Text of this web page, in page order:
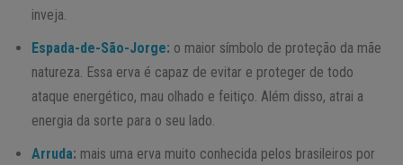
inveja.
Espada-de-São-Jorge: o maior símbolo de proteção da mãe
natureza. Essa erva é capaz de evitar e proteger de todo
ataque energético, mau olhado e feitiço. Além disso, atrai a
energia da sorte para o seu lado.
Arruda: mais uma erva muito conhecida pelos brasileiros por